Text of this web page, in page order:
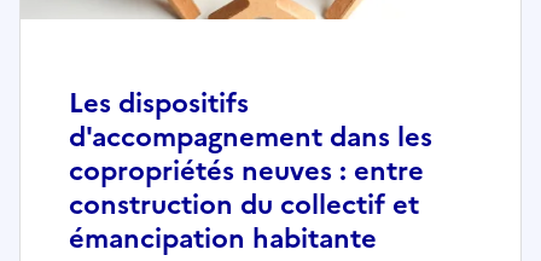
Les dispositifs
d'accompagnement dans les
copropriétés neuves : entre
construction du collectif et
émancipation habitante